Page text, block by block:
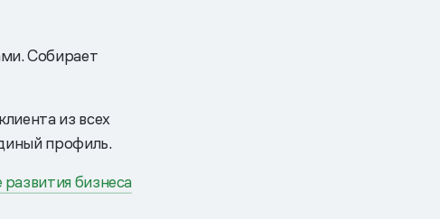
Собирает
из всех
профиль.
бизнеса